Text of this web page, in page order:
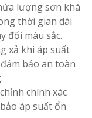
lượng sơn khá
thời gian dài
đổi màu sắc.
xả khi áp suất
bảo an toàn
chính xác
áp suất ổn